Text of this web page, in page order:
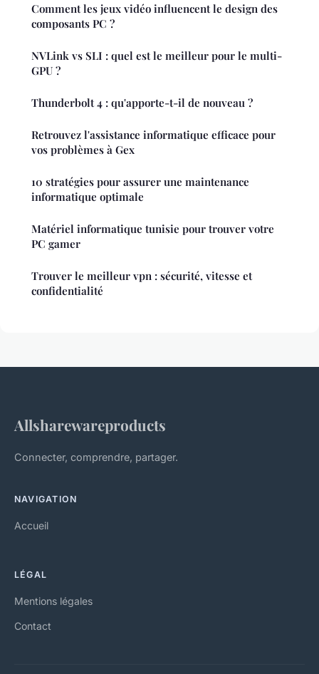
Comment les jeux vidéo influencent le design des
composants PC ?
NVLink vs SLI : quel est le meilleur pour le multi-
GPU ?
Thunderbolt 4 : qu'apporte-t-il de nouveau ?
Retrouvez l'assistance informatique efficace pour
vos problèmes à Gex
10 stratégies pour assurer une maintenance
informatique optimale
Matériel informatique tunisie pour trouver votre
PC gamer
Trouver le meilleur vpn : sécurité, vitesse et
confidentialité
Allsharewareproducts
Connecter, comprendre, partager.
NAVIGATION
Accueil
LÉGAL
Mentions légales
Contact